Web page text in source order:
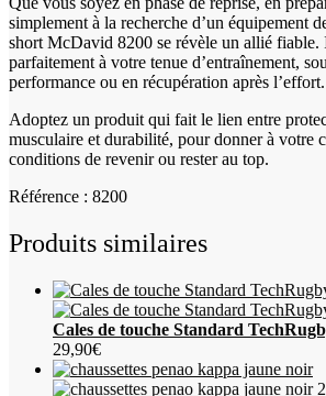
simplement à la recherche d’un équipement
short McDavid 8200 se révèle un allié fiable.
parfaitement à votre tenue d’entraînement,
performance ou en récupération après l’effort.
Adoptez un produit qui fait le lien entre
musculaire et durabilité, pour donner à votre
conditions de revenir ou rester au top.
Référence : 8200
Produits similaires
Cales de touche Standard
29,90€